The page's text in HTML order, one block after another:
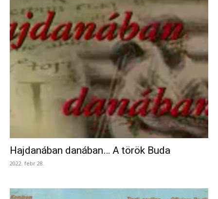
Hajdanában danában… A török Buda
2022. febr 28.